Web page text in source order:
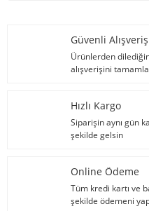
Güvenli Alışveriş
Ürünlerden
alışverişini
Hızlı Kargo
Siparişin aynı gün
şekilde gelsin
Online Ödeme
Tüm kredi kartı ve
şekilde ödemeni